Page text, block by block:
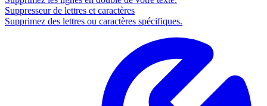
Suppresseur de lettres et caractères
Supprimez des lettres ou caractères spécifiques.